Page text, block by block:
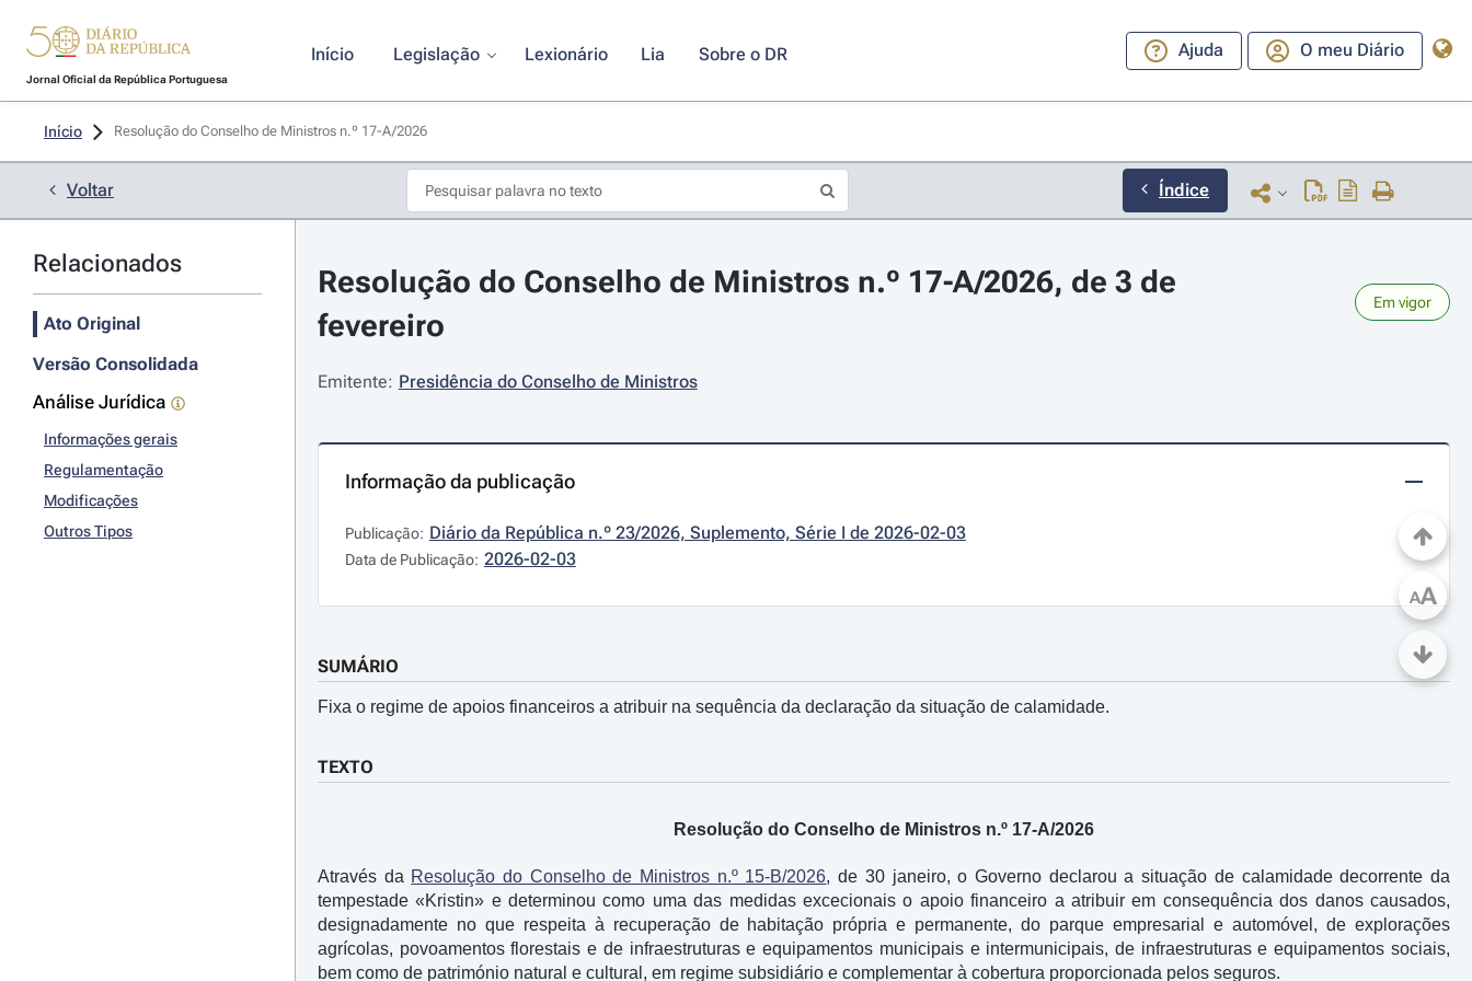
Jornal Oficial da República Portuguesa
Início Legislação Lexionário Lia Sobre o DR Ajuda O meu Diário
Início Resolução do Conselho de Ministros n.º 17-A/2026
Voltar Índice
Relacionados
Ato Original
Versão Consolidada
Análise Jurídica
Informações gerais
Regulamentação
Modificações
Outros Tipos
Resolução do Conselho de Ministros n.º 17-A/2026, de 3 de
fevereiro
Em vigor
Emitente: Presidência do Conselho de Ministros
Informação da publicação
Publicação: Diário da República n.º 23/2026, Suplemento, Série I de 2026-02-03
Data de Publicação: 2026-02-03
SUMÁRIO
Fixa o regime de apoios financeiros a atribuir na sequência da declaração da situação de calamidade.
TEXTO
Resolução do Conselho de Ministros n.º 17-A/2026
Através da Resolução do Conselho de Ministros n.º 15-B/2026, de 30 janeiro, o Governo declarou a situação de calamidade decorrente da
tempestade «Kristin» e determinou como uma das medidas excecionais o apoio financeiro a atribuir em consequência dos danos causados,
designadamente no que respeita à recuperação de habitação própria e permanente, do parque empresarial e automóvel, de explorações
agrícolas, povoamentos florestais e de infraestruturas e equipamentos municipais e intermunicipais, de infraestruturas e equipamentos sociais,
bem como de património natural e cultural, em regime subsidiário e complementar à cobertura proporcionada pelos seguros.
AA